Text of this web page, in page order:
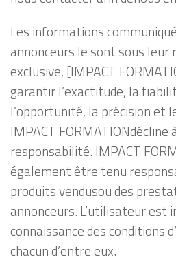
Les informations
annonceurs le sont sous leur
exclusive, [IMPACT
garantir l’exactitude, la
l’opportunité, la précision et
IMPACT
responsabilité. IMPACT
également être tenu
produits vendusou des
annonceurs. L’utilisateur est
connaissance des conditions
chacun d’entre eux.